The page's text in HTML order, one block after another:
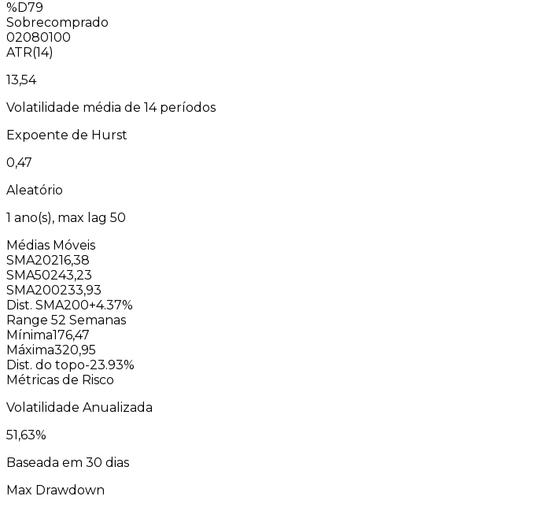
%D79
Sobrecomprado
02080100
ATR(14)
13,54
Volatilidade média de 14 períodos
Expoente de Hurst
0,47
Aleatório
1 ano(s), max lag 50
Médias Móveis
SMA20216,38
SMA50243,23
SMA200233,93
Dist. SMA200+4.37%
Range 52 Semanas
Mínima176,47
Máxima320,95
Dist. do topo-23.93%
Métricas de Risco
Volatilidade Anualizada
51,63%
Baseada em 30 dias
Max Drawdown